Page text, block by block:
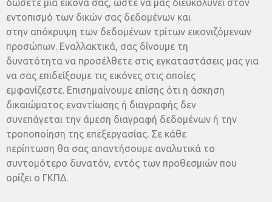
δώσετε μια εικόνα σας, ώστε να μας διευκολύνει στον
εντοπισμό των δικών σας δεδομένων και
στην απόκρυψη των δεδομένων τρίτων εικονιζόμενων
προσώπων. Εναλλακτικά, σας δίνουμε τη
δυνατότητα να προσέλθετε στις εγκαταστάσεις μας για
να σας επιδείξουμε τις εικόνες στις οποίες
εμφανίζεστε. Επισημαίνουμε επίσης ότι η άσκηση
δικαιώματος εναντίωσης ή διαγραφής δεν
συνεπάγεται την άμεση διαγραφή δεδομένων ή την
τροποποίηση της επεξεργασίας. Σε κάθε
περίπτωση θα σας απαντήσουμε αναλυτικά το
συντομότερο δυνατόν, εντός των προθεσμιών που
ορίζει ο ΓΚΠΔ.